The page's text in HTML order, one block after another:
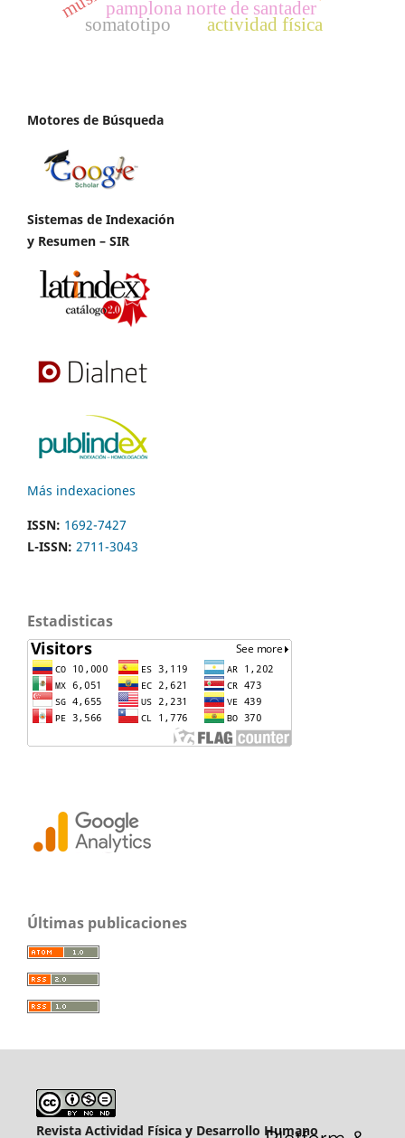
pamplona norte de santader
actividad física
somatotipo
Motores de Búsqueda
Sistemas de Indexación
y Resumen – SIR
Más indexaciones
ISSN: 1692-7427
L-ISSN: 2711-3043
Estadisticas
Últimas publicaciones
Revista Actividad Física y Desarrollo Humano